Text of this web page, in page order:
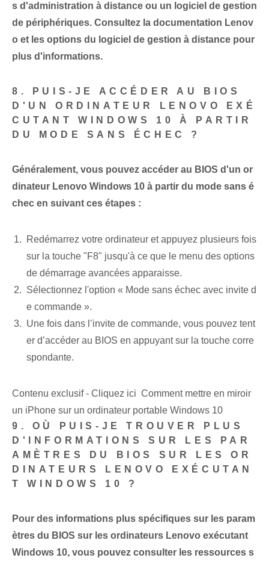
s d'administration à distance ou un logiciel de gestion
de périphériques. Consultez la documentation Lenov
o et les options du logiciel de gestion à distance pour
plus d'informations.
8. PUIS-JE ACCÉDER AU BIOS
D'UN ORDINATEUR LENOVO EXÉ
CUTANT WINDOWS 10 À PARTIR
DU MODE SANS ÉCHEC ?
Généralement, vous pouvez accéder au BIOS d'un or
dinateur Lenovo Windows 10 à partir du mode sans é
chec en suivant ces étapes :
Redémarrez votre ordinateur et appuyez plusieurs fois
sur la touche "F8" jusqu'à ce que le menu des options
de démarrage avancées apparaisse.
Sélectionnez l'option « Mode sans échec avec invite d
e commande ».
Une fois dans l’invite de commande, vous pouvez tent
er d’accéder au BIOS en appuyant sur la touche corre
spondante.
Contenu exclusif - Cliquez ici Comment mettre en miroir
un iPhone sur un ordinateur portable Windows 10
9. OÙ PUIS-JE TROUVER PLUS
D'INFORMATIONS SUR LES PAR
AMÈTRES DU BIOS SUR LES OR
DINATEURS LENOVO EXÉCUTAN
T WINDOWS 10 ?
Pour des informations plus spécifiques sur les param
ètres du BIOS sur les ordinateurs Lenovo exécutant
Windows 10, vous pouvez consulter les ressources s